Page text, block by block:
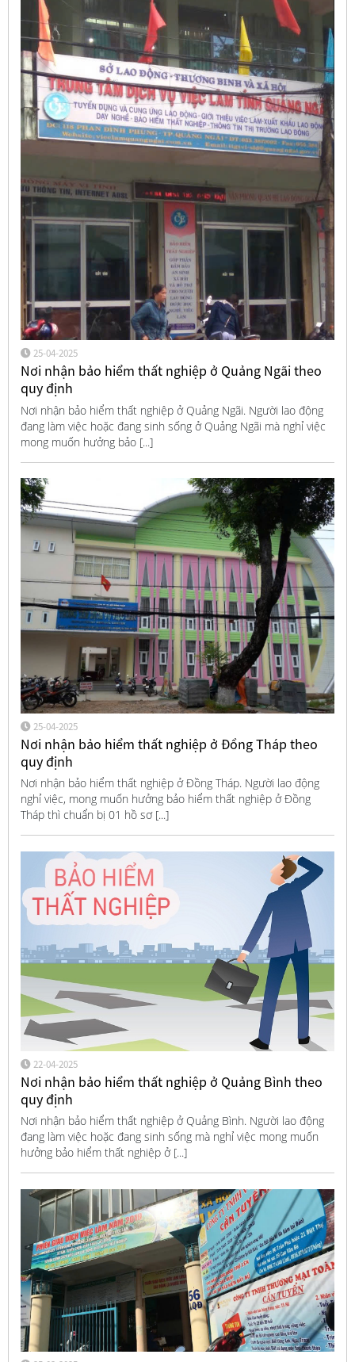
25-04-2025
Nơi nhận bảo hiểm thất nghiệp ở Quảng Ngãi theo
quy định
Nơi nhận bảo hiểm thất nghiệp ở Quảng Ngãi. Người lao động
đang làm việc hoặc đang sinh sống ở Quảng Ngãi mà nghỉ việc
mong muốn hưởng bảo [...]
25-04-2025
Nơi nhận bảo hiểm thất nghiệp ở Đồng Tháp theo
quy định
Nơi nhận bảo hiểm thất nghiệp ở Đồng Tháp. Người lao động
nghỉ việc, mong muốn hưởng bảo hiểm thất nghiệp ở Đồng
Tháp thì chuẩn bị 01 hồ sơ [...]
22-04-2025
Nơi nhận bảo hiểm thất nghiệp ở Quảng Bình theo
quy định
Nơi nhận bảo hiểm thất nghiệp ở Quảng Bình. Người lao động
đang làm việc hoặc đang sinh sống mà nghỉ việc mong muốn
hưởng bảo hiểm thất nghiệp ở [...]